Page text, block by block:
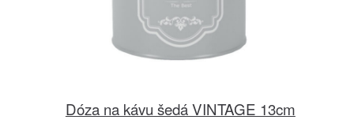
Dóza na kávu šedá VINTAGE 13cm